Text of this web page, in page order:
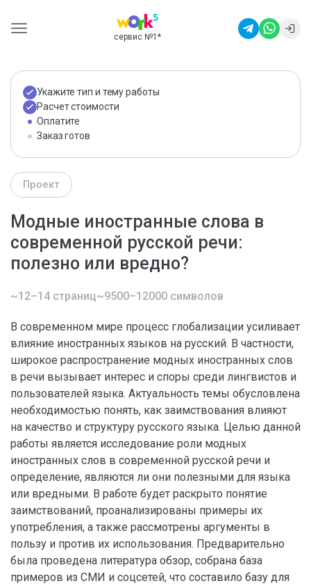
сервис №1 *
Укажите тип и тему работы
Расчет стоимости
Оплатите
Заказ готов
Проект
Модные иностранные слова в
современной русской речи:
полезно или вредно?
~12–14 страниц~9500–12000 символов
В современном мире процесс глобализации усиливает
влияние иностранных языков на русский. В частности,
широкое распространение модных иностранных слов
в речи вызывает интерес и споры среди лингвистов и
пользователей языка. Актуальность темы обусловлена
необходимостью понять, как заимствования влияют
на качество и структуру русского языка. Целью данной
работы является исследование роли модных
иностранных слов в современной русской речи и
определение, являются ли они полезными для языка
или вредными. В работе будет раскрыто понятие
заимствований, проанализированы примеры их
употребления, а также рассмотрены аргументы в
пользу и против их использования. Предварительно
была проведена литература обзор, собрана база
примеров из СМИ и соцсетей, что составило базу для